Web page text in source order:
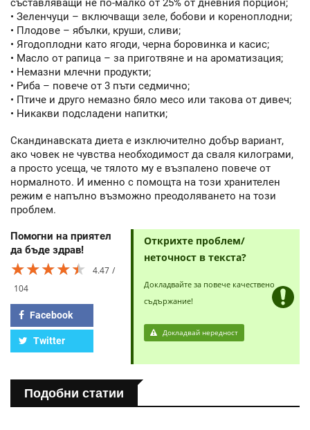
съставляващи не по-малко от 25% от дневния порцион;
• Зеленчуци – включващи зеле, бобови и кореноплодни;
• Плодове – ябълки, круши, сливи;
• Ягодоплодни като ягоди, черна боровинка и касис;
• Масло от рапица – за приготвяне и на ароматизация;
• Немазни млечни продукти;
• Риба – повече от 3 пъти седмично;
• Птиче и друго немазно бяло месо или такова от дивеч;
• Никакви подсладени напитки;
Скандинавската диета е изключително добър вариант,
ако човек не чувства необходимост да сваля килограми,
а просто усеща, че тялото му е възпалено повече от
нормалното. И именно с помощта на този хранителен
режим е напълно възможно преодоляването на този
проблем.
Помогни на приятел
да бъде здрав!
★★★★★
★★★★★
★★★★★
4.47
104
Facebook
Twitter
Открихте проблем/
неточност в текста?
Докладвайте за повече качествено
съдържание!
Докладвай нередност
Подобни статии